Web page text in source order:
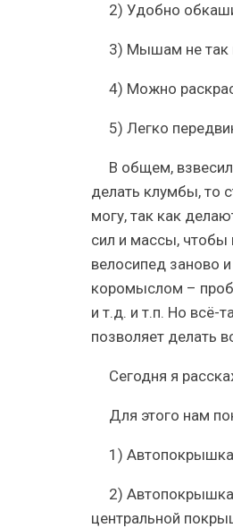
2) Удобно
3) Мышам не так
4) Можно
5) Легко
В общем,
делать клумбы, то
могу, так как
сил и массы, чтобы
велосипед заново
коромыслом –
и т.д. и т.п. Но всё-
позволяет делать
Сегодня я
Для этого нам
1)
2) Автопокрышка
центральной